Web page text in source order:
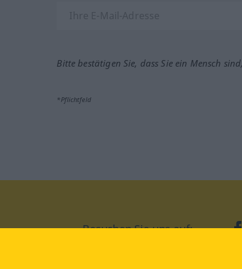
Bitte bestätigen Sie, dass Sie ein Mensch
*Pflichtfeld
Besuchen Sie uns auf: